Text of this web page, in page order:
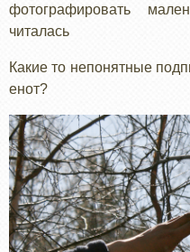
фотографировать
читалась
Какие то непонятные
енот?